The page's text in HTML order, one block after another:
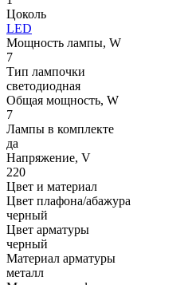
Цоколь
LED
Мощность лампы, W
7
Тип лампочки
светодиодная
Общая мощность, W
7
Лампы в комплекте
да
Напряжение, V
220
Цвет и материал
Цвет плафона/абажура
черный
Цвет арматуры
черный
Материал арматуры
металл